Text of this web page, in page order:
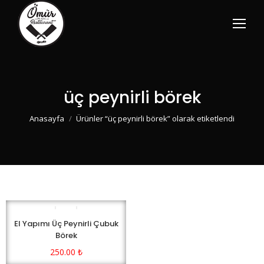
üç peynirli börek
You are here:
Anasayfa Ürünler “üç peynirli börek” olarak etiketlendi
El Yapımı Üç Peynirli Çubuk
Börek
250.00 ₺